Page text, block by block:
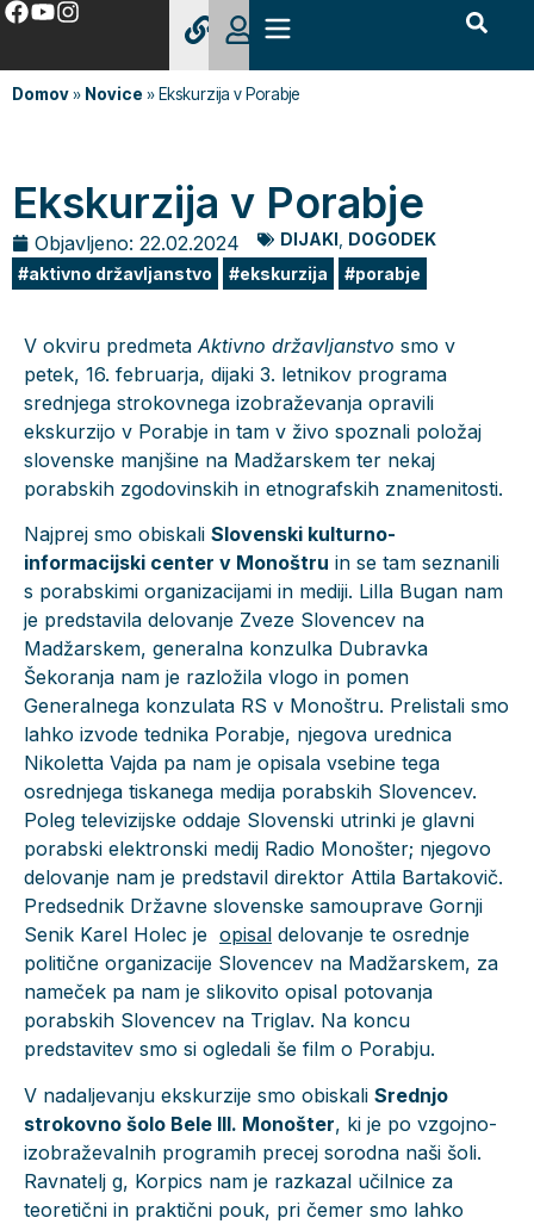
Domov» Novice » Ekskurzija v Porabje
Ekskurzija v Porabje
Objavljeno: 22.02.2024 DIJAKI DOGODEK
aktivno državljanstvo
ekskurzija porabje
V okviru predmetaAktivno državljanstvo smo v
petek, 16. februarja, dijaki 3. letnikov programa
srednjega strokovnega izobraževanja opravili
ekskurzijo v Porabje in tam v živo spoznali položaj
slovenske manjšine na Madžarskem ter nekaj
porabskih zgodovinskih in etnografskih znamenitosti.
Najprej smo obiskali Slovenski kulturno-
informacijski center v Monoštru in se tam seznanili
s porabskimi organizacijami in mediji. Lilla Bugan nam
je predstavila delovanje Zveze Slovencev na
Madžarskem, generalna konzulka Dubravka
Šekoranja nam je razložila vlogo in pomen
Generalnega konzulata RS v Monoštru. Prelistali smo
lahko izvode tednika Porabje, njegova urednica
Nikoletta Vajda pa nam je opisala vsebine tega
osrednjega tiskanega medija porabskih Slovencev.
Poleg televizijske oddaje Slovenski utrinki je glavni
porabski elektronski medij Radio Monošter; njegovo
delovanje nam je predstavil direktor Attila Bartakovič.
Predsednik Državne slovenske samouprave Gornji
Senik Karel Holec je opisal delovanje te osrednje
politične organizacije Slovencev na Madžarskem, za
nameček pa nam je slikovito opisal potovanja
porabskih Slovencev na Triglav. Na koncu
predstavitev smo si ogledali še film o Porabju.
V nadaljevanju ekskurzije smo obiskali Srednjo
strokovno šolo Bele III. Monošter, ki je po vzgojno-
izobraževalnih programih precej sorodna naši šoli.
Ravnatelj g, Korpics nam je razkazal učilnice za
teoretični in praktični pouk, pri čemer smo lahko